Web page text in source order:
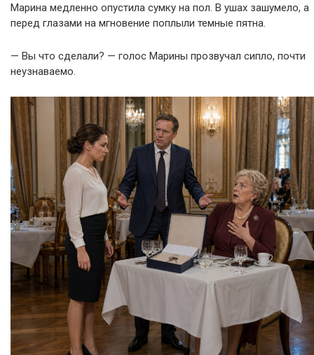
Марина медленно опустила сумку на пол. В ушах зашумело, а
перед глазами на мгновение поплыли темные пятна.
— Вы что сделали? — голос Марины прозвучал сипло, почти
неузнаваемо.